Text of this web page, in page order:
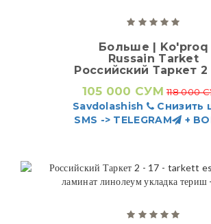
Больше | Ko'proq
Russain Tarket
Российский Таркет 2
105 000 СУМ 118 000
Savdolashish
Снизить
SMS -> TELEGRAM
+